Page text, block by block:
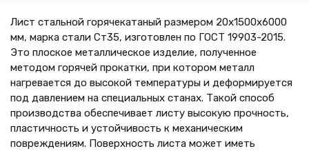
Лист стальной горячекатаный размером 20х1500х6000
мм, марка стали Ст35, изготовлен по ГОСТ 19903-2015.
Это плоское металлическое изделие, полученное
методом горячей прокатки, при котором металл
нагревается до высокой температуры и деформируется
под давлением на специальных станах. Такой способ
производства обеспечивает листу высокую прочность,
пластичность и устойчивость к механическим
повреждениям. Поверхность листа может иметь